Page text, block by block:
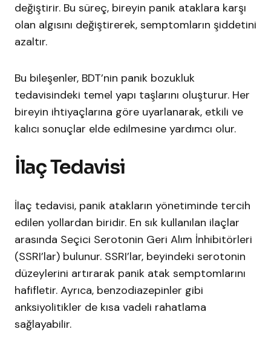
değiştirir. Bu süreç, bireyin panik ataklara karşı
olan algısını değiştirerek, semptomların şiddetini
azaltır.​
Bu bileşenler, BDT’nin panik bozukluk
tedavisindeki temel yapı taşlarını oluşturur. Her
bireyin ihtiyaçlarına göre uyarlanarak, etkili ve
kalıcı sonuçlar elde edilmesine yardımcı olur.​
İlaç Tedavisi
İlaç tedavisi, panik atakların yönetiminde tercih
edilen yollardan biridir. En sık kullanılan ilaçlar
arasında Seçici Serotonin Geri Alım İnhibitörleri
(SSRI’lar) bulunur. SSRI’lar, beyindeki serotonin
düzeylerini artırarak panik atak semptomlarını
hafifletir. Ayrıca, benzodiazepinler gibi
anksiyolitikler de kısa vadeli rahatlama
sağlayabilir.